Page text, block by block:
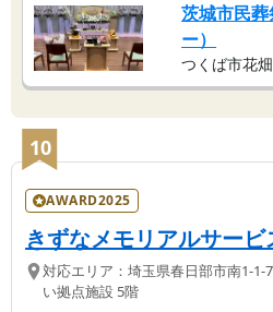
茨城市民
ー）
つくば市花
10
AWARD2025
きずなメモリアルサービ
対応エリア： 埼玉県春日部市南1-1-
い拠点施設 5階